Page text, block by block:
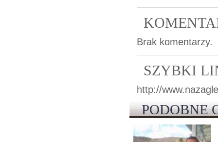
Brak komentarzy.
SZYBKI
http://
PODOBNE